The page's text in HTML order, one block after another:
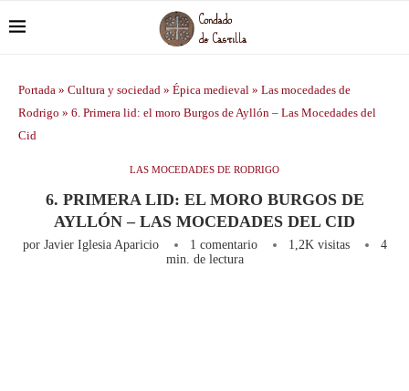
Portada » Cultura y sociedad » Épica medieval » Las mocedades de
Rodrigo » 6. Primera lid: el moro Burgos de Ayllón – Las Mocedades del
Cid
LAS MOCEDADES DE RODRIGO
6. PRIMERA LID: EL MORO BURGOS DE
AYLLÓN – LAS MOCEDADES DEL CID
por Javier Iglesia Aparicio 1 comentario 1,2Kvisitas
4
min. de lectura